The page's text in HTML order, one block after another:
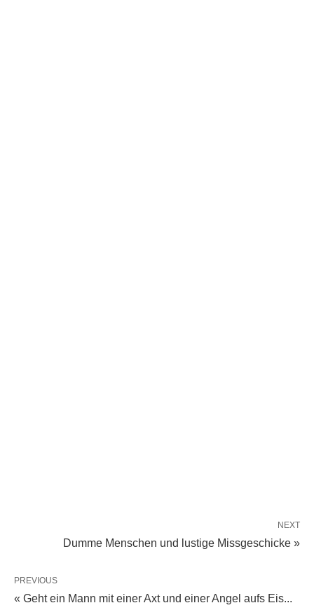
NEXT
Dumme Menschen und lustige Missgeschicke »
PREVIOUS
« Geht ein Mann mit einer Axt und einer Angel aufs Eis...